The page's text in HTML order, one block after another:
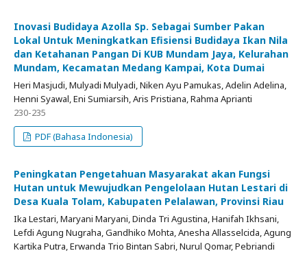
Inovasi Budidaya Azolla Sp. Sebagai Sumber Pakan
Lokal Untuk Meningkatkan Efisiensi Budidaya Ikan Nila
dan Ketahanan Pangan Di KUB Mundam Jaya, Kelurahan
Mundam, Kecamatan Medang Kampai, Kota Dumai
Heri Masjudi, Mulyadi Mulyadi, Niken Ayu Pamukas, Adelin Adelina,
Henni Syawal, Eni Sumiarsih, Aris Pristiana, Rahma Aprianti
230-235
PDF (Bahasa Indonesia)
Peningkatan Pengetahuan Masyarakat akan Fungsi
Hutan untuk Mewujudkan Pengelolaan Hutan Lestari di
Desa Kuala Tolam, Kabupaten Pelalawan, Provinsi Riau
Ika Lestari, Maryani Maryani, Dinda Tri Agustina, Hanifah Ikhsani,
Lefdi Agung Nugraha, Gandhiko Mohta, Anesha Allasselcida, Agung
Kartika Putra, Erwanda Trio Bintan Sabri, Nurul Qomar, Pebriandi